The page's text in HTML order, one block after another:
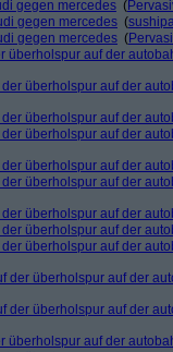
gegen mercedes (
gegen mercedes (
gegen mercedes (
überholspur auf der
der überholspur auf der
der überholspur auf der
der überholspur auf der
der überholspur auf der
der überholspur auf der
der überholspur auf der
der überholspur auf der
der überholspur auf der
der überholspur auf der
der überholspur auf der
überholspur auf der